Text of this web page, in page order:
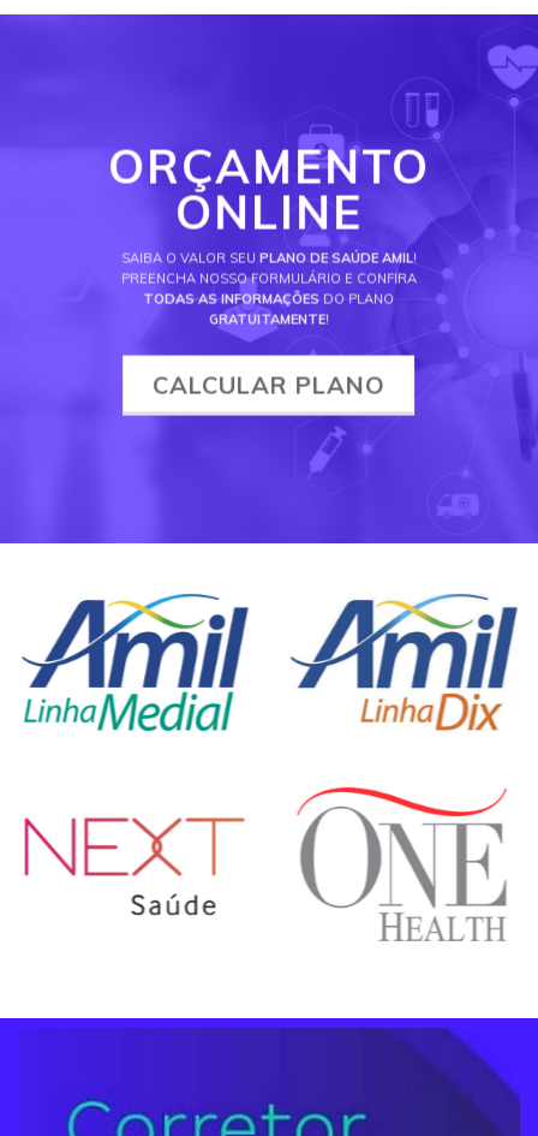
ORÇAMENTO
ONLINE
SAIBA O VALOR SEU PLANO DE SAÚDE AMIL!
PREENCHA NOSSO FORMULÁRIO E CONFIRA
TODAS AS INFORMAÇÕES DO PLANO
GRATUITAMENTE!
CALCULAR PLANO